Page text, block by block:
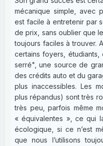
mécanique simple, avec
est facile à entretenir par
de prix, sans oublier que
toujours faciles à trouver.
certains foyers,
serré", une source de
des crédits auto et du
plus inaccessibles. Les
plus répandus) sont très
très peu, parfois même
« équivalentes », ce qui
écologique, si ce n’est
que nous l’utilisons